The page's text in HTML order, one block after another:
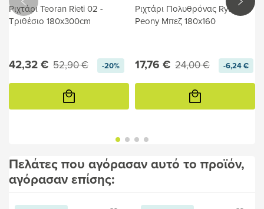
Ριχτάρι Teoran Rieti 02 -
Τριθέσιο 180x300cm
42,32 € 52,90 € -20%
Προσθήκη
καλάθι
Ριχτάρι Πολυθρόνας Rythmos
Peony Μπεζ 180x160
17,76 € 24,00 € -6,24 €
Προσθήκη
καλάθι
Πελάτες που αγόρασαν αυτό το προϊόν,
αγόρασαν επίσης: